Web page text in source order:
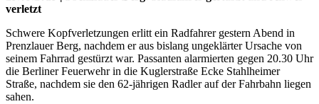
verletzt
Schwere Kopfverletzungen erlitt ein Radfahrer gestern Abend in
Prenzlauer Berg, nachdem er aus bislang ungeklärter Ursache von
seinem Fahrrad gestürzt war. Passanten alarmierten gegen 20.30 Uhr
die Berliner Feuerwehr in die Kuglerstraße Ecke Stahlheimer
Straße, nachdem sie den 62-jährigen Radler auf der Fahrbahn liegen
sahen.